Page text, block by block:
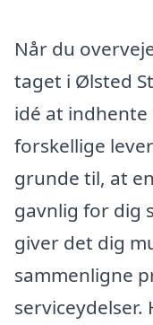
Når du
taget i Ølsted
idé at
forskellige
grunde til, at
gavnlig for dig
giver det dig
sammenligne
serviceydelser.